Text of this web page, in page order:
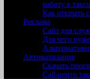
работу в такси
Как открыть
Реклама
Сайт для
Для чего
Автоматизация
Скачать
Call-центр